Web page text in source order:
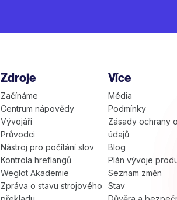
Zdroje
Začínáme
Centrum nápovědy
Vývojáři
Průvodci
Nástroj pro počítání slov
Kontrola hreflangů
Weglot Akademie
Zpráva o stavu strojového
Více
Média
Podmínky
Zásady ochrany
údajů
Blog
Plán vývoje
Seznam změn
Stav